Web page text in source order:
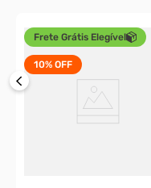
Frete Grátis Elegível
10% OFF